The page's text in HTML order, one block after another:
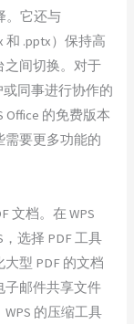
。它还与
和 .pptx）保持高
之间切换。对于
或同事进行协作的
Office 的免费版本
需要更多功能的
文档。在 WPS
选择 PDF 工具
型 PDF 的文档
子邮件共享文件
的压缩工具